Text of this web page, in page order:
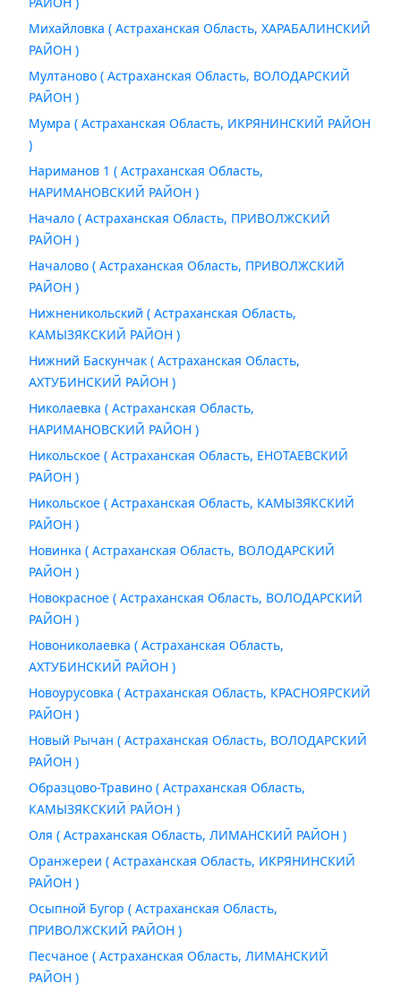
Михайловка ( Астраханская Область, ХАРАБАЛИНСКИЙ
РАЙОН )
Мултаново ( Астраханская Область, ВОЛОДАРСКИЙ
РАЙОН )
Мумра ( Астраханская Область, ИКРЯНИНСКИЙ РАЙОН
)
Нариманов 1 ( Астраханская Область,
НАРИМАНОВСКИЙ РАЙОН )
Начало ( Астраханская Область, ПРИВОЛЖСКИЙ
РАЙОН )
Началово ( Астраханская Область, ПРИВОЛЖСКИЙ
РАЙОН )
Нижненикольский ( Астраханская Область,
КАМЫЗЯКСКИЙ РАЙОН )
Нижний Баскунчак ( Астраханская Область,
АХТУБИНСКИЙ РАЙОН )
Николаевка ( Астраханская Область,
НАРИМАНОВСКИЙ РАЙОН )
Никольское ( Астраханская Область, ЕНОТАЕВСКИЙ
РАЙОН )
Никольское ( Астраханская Область, КАМЫЗЯКСКИЙ
РАЙОН )
Новинка ( Астраханская Область, ВОЛОДАРСКИЙ
РАЙОН )
Новокрасное ( Астраханская Область, ВОЛОДАРСКИЙ
РАЙОН )
Новониколаевка ( Астраханская Область,
АХТУБИНСКИЙ РАЙОН )
Новоурусовка ( Астраханская Область, КРАСНОЯРСКИЙ
РАЙОН )
Новый Рычан ( Астраханская Область, ВОЛОДАРСКИЙ
РАЙОН )
Образцово-Травино ( Астраханская Область,
КАМЫЗЯКСКИЙ РАЙОН )
Оля ( Астраханская Область, ЛИМАНСКИЙ РАЙОН )
Оранжереи ( Астраханская Область, ИКРЯНИНСКИЙ
РАЙОН )
Осыпной Бугор ( Астраханская Область,
ПРИВОЛЖСКИЙ РАЙОН )
Песчаное ( Астраханская Область, ЛИМАНСКИЙ
РАЙОН )